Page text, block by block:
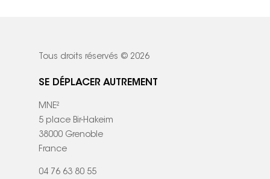
Tous droits réservés © 2026
SE DÉPLACER AUTREMENT
MNE²
5 place Bir-Hakeim
38000 Grenoble
France
04 76 63 80 55